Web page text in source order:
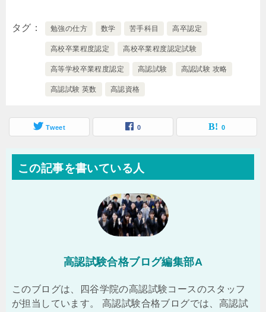
タグ 勉強の仕方 数学 苦手科目 高卒認定
高校卒業程度認定 高校卒業程度認定試験
高等学校卒業程度認定 高認試験 高認試験 攻略
高認試験 英数 高認資格
Tweet 0 0
この記事を書いている人
高認試験合格ブログ編集部A
このブログは、四谷学院の高認試験コースのスタッフ
が担当しています。 高認試験合格ブログでは、高認試